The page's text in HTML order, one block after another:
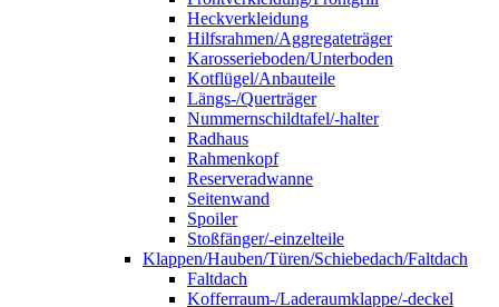
Heckverkleidung
Hilfsrahmen/Aggregateträger
Karosserieboden/Unterboden
Kotflügel/Anbauteile
Längs-/Querträger
Nummernschildtafel/-halter
Radhaus
Rahmenkopf
Reserveradwanne
Seitenwand
Spoiler
Stoßfänger/-einzelteile
Klappen/Hauben/Türen/Schiebedach/Faltdach
Faltdach
Kofferraum-/Laderaumklappe/-deckel